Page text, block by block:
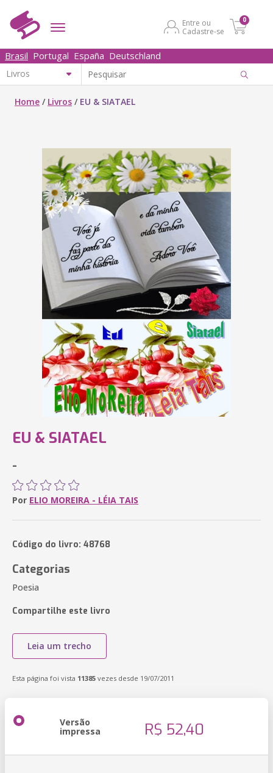
Entre ou
Cadastre-se
0
Brasil Portugal España Deutschland
Home / Livros / EU & SIATAEL
EU & SIATAEL
-
Por ELIO MOREIRA - LÉIA TAIS
Código do livro: 48768
Categorias
Poesia
Compartilhe este livro
Leia um trecho
Esta página foi vista 11385 vezes desde 19/07/2011
Versão
impressa R$ 52,40